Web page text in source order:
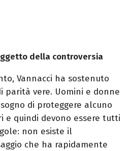
della controversia
Vannacci ha sostenuto
parità vere. Uomini e donne
di proteggere alcuno
e quindi devono essere tutti
non esiste il
che ha rapidamente